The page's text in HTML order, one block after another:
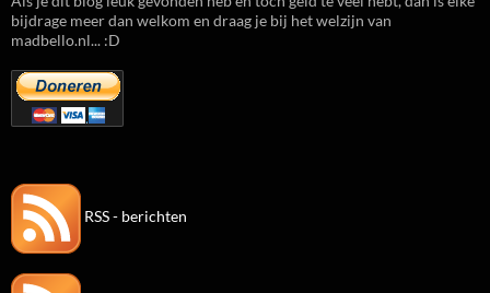
bijdrage meer dan welkom en draag je bij het welzijn van
madbello.nl... :D
RSS - berichten